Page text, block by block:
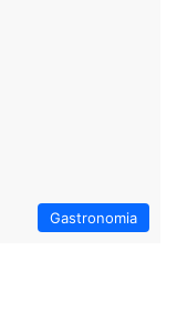
Gastronomia